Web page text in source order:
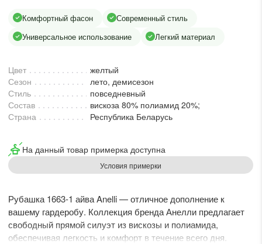
Комфортный фасон
Современный стиль
Универсальное использование
Легкий материал
Цвет
желтый
Сезон
лето, демисезон
Стиль
повседневный
Состав
вискоза 80% полиамид 20%;
Страна
Республика Беларусь
На данный товар примерка доступна
Условия примерки
Рубашка 1663-1 айва Anelli — отличное дополнение к
вашему гардеробу. Коллекция бренда Анелли предлагает
свободный прямой силуэт из вискозы и полиамида,
обеспечивая легкость и комфорт в течение всего дня.